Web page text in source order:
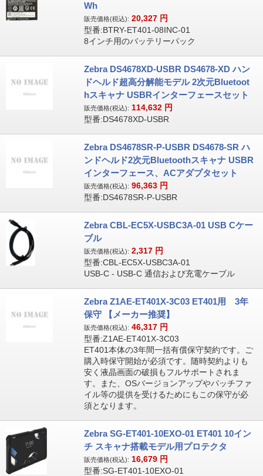
Wh
販売価格(税込): 20,327 円
型番:BTRY-ET401-08INC-01
8インチ用のバッテリーパック
Zebra DS4678XD-USBR DS4678-XD ハン
ドヘルド超高分解能モデル 2次元Bluetoot
hスキャナ USBRインターフェースセット
販売価格(税込): 114,632 円
型番:DS4678XD-USBR
Zebra DS4678SR-P-USBR DS4678-SR ハ
ンドヘルド2次元Bluetoothスキャナ USBR
インターフェース、ACアダプタセット
販売価格(税込): 96,363 円
型番:DS4678SR-P-USBR
Zebra CBL-EC5X-USBC3A-01 USB Cケー
ブル
販売価格(税込): 2,317 円
型番:CBL-EC5X-USBC3A-01
USB-C - USB-C 通信および充電ケーブル
Zebra Z1AE-ET401X-3C03 ET401用 3年
保守 【メーカー推奨】
販売価格(税込): 46,317 円
型番:Z1AE-ET401X-3C03
ET401本体の3年間一括有償保守契約です。ご
購入時保守開始が必須です。随時契約よりも
安く液晶画面の破損もフルサポートされま
す。また、OSバージョンアップやパッチファ
イル等の提供を受けるためにもこの保守が必
須となります。
Zebra SG-ET401-10EXO-01 ET401 10イン
チ スキャナ搭載モデル用プロテクタ
販売価格(税込): 16,679 円
型番:SG-ET401-10EXO-01